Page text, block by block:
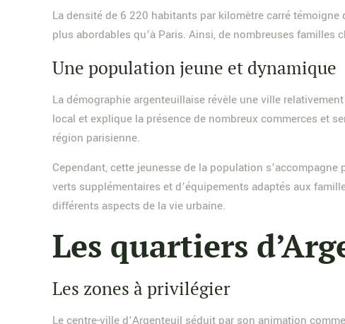
La densité de 6 220 habitants par kilomètre carré
plus abordables qu’à Paris. Ainsi, de nombreuses
Une population jeune et dynamique
La démographie argenteuillaise révèle une ville
local et explique la présence de nombreux commerces et
région parisienne.
Cependant, cette jeunesse de la population
verts supplémentaires et d’équipements adaptés aux
différents aspects de la vie urbaine.
Les quartiers
Les zones à privilégier
Le centre-ville d’Argenteuil séduit par son animation